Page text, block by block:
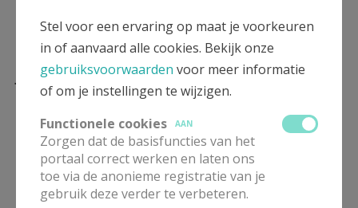
Marcel Hakelbracht, overleed in Boutersem op 29
april 2024.
Julius Billiau,° Bierbeek 15 augustus 1934,
weduwnaar van Seraphine Ulens, overleed op 1
maart 2024 in het WZC Vondelhof in Boutersem. Hij
woonde vroeger in de Waterstraat in Bierbeek.
Maria Cloots,° Vissenaken 9 april 1936, echtgenote
van Roger Vandenhoeck, overleed in het Heilig
Stel voor een ervaring op maat je voorkeuren
in of aanvaard alle cookies. Bekijk onze
gebruiksvoorwaarden voor meer informatie
of om je instellingen te wijzigen.
Functionele cookies
AAN
Zorgen dat de basisfuncties van het
portaal correct werken en laten ons
toe via de anonieme registratie van je
gebruik deze verder te verbeteren.